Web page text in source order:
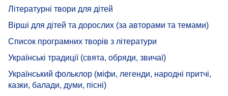
Літературні твори для дітей
Вірші для дітей та дорослих (за авторами та темами)
Список програмних творів з літератури
Українські традиції (свята, обряди, звичаї)
Український фольклор (міфи, легенди, народні притчі,
казки, балади, думи, пісні)